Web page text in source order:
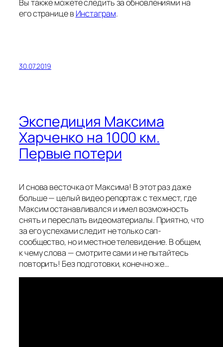
Вы также можете следить за обновлениями на
его странице в Инстаграм.
30.07.2019
Экспедиция Максима
Харченко на 1000 км.
Первые потери
И снова весточка от Максима! В этот раз даже
больше — целый видео репортаж с тех мест, где
Максим останавливался и имел возможность
снять и переслать видеоматериалы. Приятно, что
за его успехами следит не только сап-
сообщество, но и местное телевидение. В общем,
к чему слова — смотрите сами и не пытайтесь
повторить! Без подготовки, конечно же…